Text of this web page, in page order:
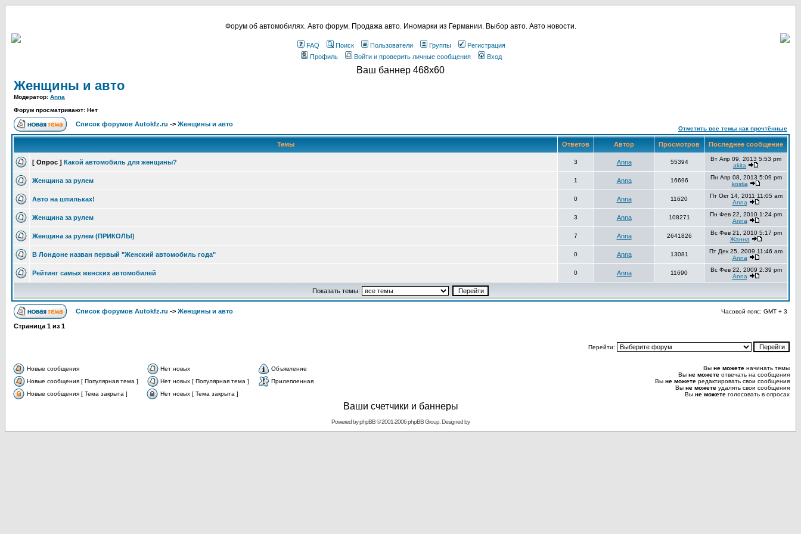
Форум об автомобилях. Авто форум. Продажа авто. Иномарки из Германии. Выбор авто. Авто новости.
FAQ Поиск Пользователи Группы
Регистрация
Профиль
Войти и проверить личные сообщения Вход
Ваш баннер 468x60
Женщины и авто
Модератор: Anna
Форум просматривают: Нет
Список форумов Autokfz.ru -> Женщины и авто
Отметить все темы как прочтённые
Темы Ответов Автор Просмотров Последнее сообщение
[ Опрос ] Какой автомобиль для женщины? 3 Anna 55394
Вт Апр 09, 2013 5:53 pm
akita
Женщина за рулем 1 Anna 16696
Пн Апр 08, 2013 5:09 pm
kostia
Авто на шпильках! 0 Anna 11620
Пт Окт 14, 2011 11:05 am
Anna
Женщина за рулем 3 Anna 108271
Пн Фев 22, 2010 1:24 pm
Anna
Женщина за рулем (ПРИКОЛЫ) 7 Anna 2641826
Вс Фев 21, 2010 5:17 pm
Жанна
В Лондоне назван первый "Женский автомобиль года" 0 Anna 13081
Пт Дек 25, 2009 11:46 am
Anna
Рейтинг самых женских автомобилей 0 Anna 11690
Вс Фев 22, 2009 2:39 pm
Anna
Показать темы:
Список форумов Autokfz.ru -> Женщины и авто Часовой пояс: GMT + 3
Страница 1 из 1
Перейти:
Новые сообщения Нет новых
Объявление
Новые сообщения [ Популярная тема ]
Нет новых [ Популярная тема ]
Прилепленная
Новые сообщения [ Тема закрыта ]
Нет новых [ Тема закрыта ]
Вы не можете начинать темы
Вы не можете отвечать на сообщения
Вы не можете редактировать свои сообщения
Вы не можете удалять свои сообщения
Вы не можете голосовать в опросах
Ваши счетчики и баннеры
Powered byphpBB© 2001-2006 phpBB Group. Designed by